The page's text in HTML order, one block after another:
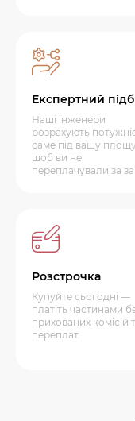
Експертний
Наші інженери
розрахують
саме під вашу
щоб ви не
переплачували за
Розстрочка
Купуйте сьогодні —
платіть частинами
прихованих комісій
переплат.